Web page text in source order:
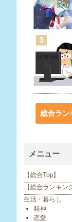
3
総合ラン
メニュー
【総合Top】
【総合ランキン
生活・暮らし
精神
恋愛